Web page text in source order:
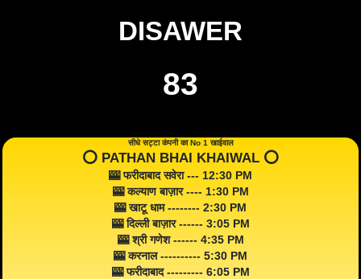
DISAWER
83
सीधे सट्टा कंपनी का No 1 खाईवाल
⭕️ PATHAN BHAI KHAIWAL ⭕️
🎰 फरीदाबाद सवेरा --- 12:30 PM
🎰 कल्याण बाज़ार ---- 1:30 PM
🎰 खाटू धाम -------- 2:30 PM
🎰 दिल्ली बाज़ार ------ 3:05 PM
🎰 श्री गणेश ------ 4:35 PM
🎰 करनाल ---------- 5:30 PM
🎰 फरीदाबाद --------- 6:05 PM